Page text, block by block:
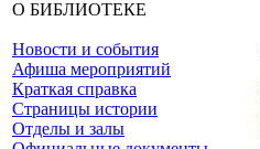
О БИБЛИОТЕКЕ
Новости и события
Афиша мероприятий
Краткая справка
Страницы истории
Отделы и залы